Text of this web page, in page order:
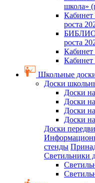
школа»
роста
роста
Кабинет
Кабинет
Школьные
Доски
Доски
Доски
Доски
Доски
Доски
стенды
Светильники